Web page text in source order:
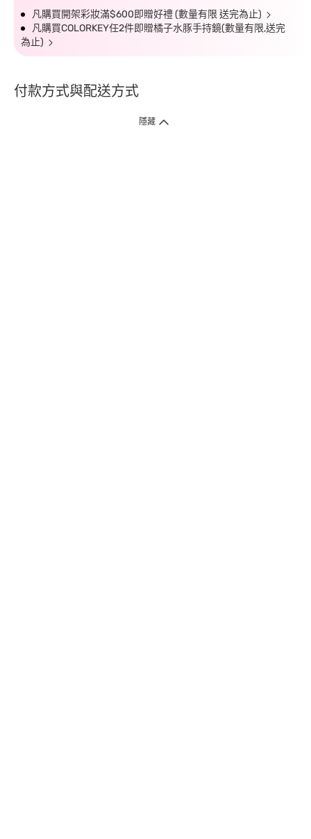
凡購買開架彩妝滿$600即贈好禮 (數量有限 送完為止)
凡購買COLORKEY任2件即贈橘子水豚手持鏡(數量有限,送完
為止)
付款方式與配送方式
隱藏